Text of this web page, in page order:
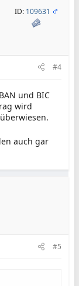
ID: 109631
#4
und BIC
wird
auch gar
#5